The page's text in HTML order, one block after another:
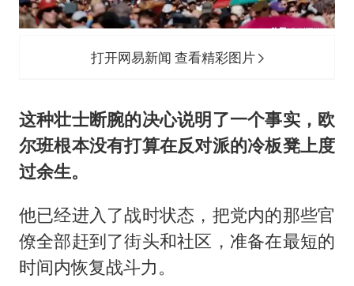
打开网易新闻 查看精彩图片
这种壮士断腕的决心说明了一个事实，欧
尔班根本没有打算在反对派的冷板凳上度
过余生。
他已经进入了战时状态，把党内的那些官
僚全部赶到了街头和社区，准备在最短的
时间内恢复战斗力。